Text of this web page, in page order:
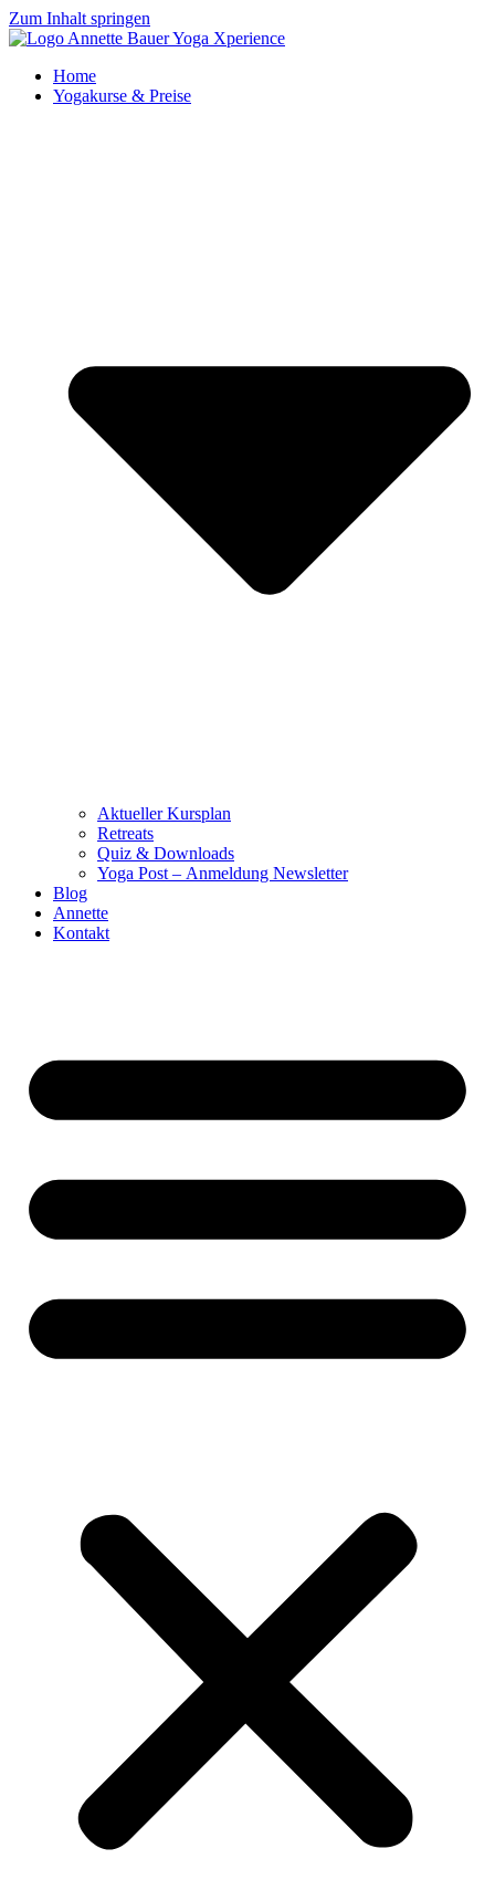
Zum Inhalt springen
Home
Yogakurse & Preise
Aktueller Kursplan
Retreats
Quiz & Downloads
Yoga Post – Anmeldung Newsletter
Blog
Annette
Kontakt